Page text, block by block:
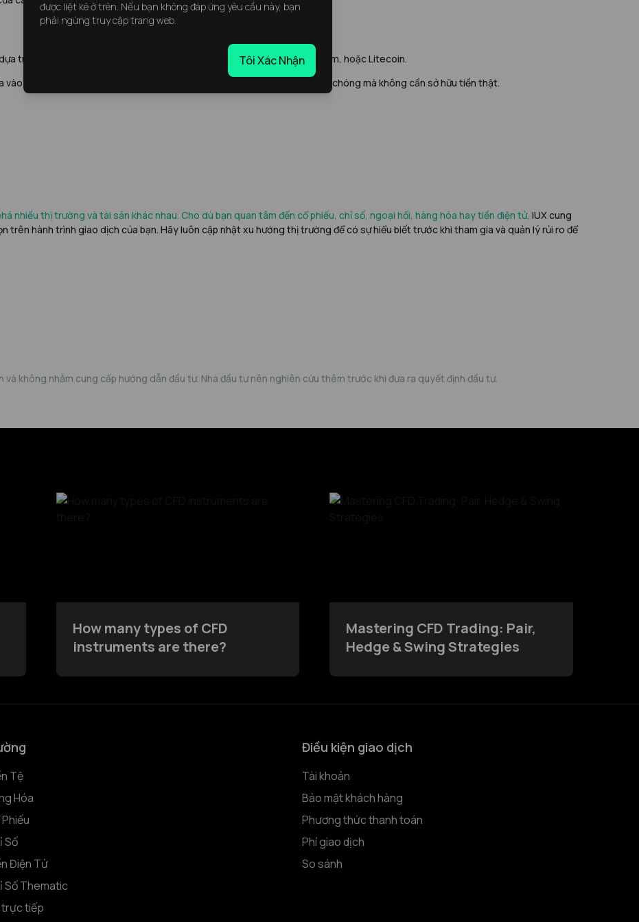
trên sự biến động giá của các loại tiền kỹ thuật số như Bitcoin, Ethereum, hoặc Litecoin.
vào thị trường tiền điện tử có tính biến động cao và đang phát triển nhanh chóng mà không cần sở hữu tiền thật.
nhiều thị trường và tài sản khác nhau. Cho dù bạn quan tâm đến cổ phiếu, chỉ số, ngoại hối, hàng hóa hay tiền điện tử, IUX cung
trên hành trình giao dịch của bạn. Hãy luôn cập nhật xu hướng thị trường để có sự hiểu biết trước khi tham gia và quản lý rủi ro để
và không nhằm cung cấp hướng dẫn đầu tư. Nhà đầu tư nên nghiên cứu thêm trước khi đưa ra quyết định đầu tư.
How many types of CFD
instruments are there?
Mastering CFD Trading: Pair,
Hedge & Swing Strategies
Tệ
Hóa
Số
Điện Tử
Số Thematic
trực tiếp
Điều kiện giao dịch
Tài khoản
Bảo mật khách hàng
Phương thức thanh toán
Phí giao dịch
So sánh
được liệt kê ở trên. Nếu bạn không đáp ứng yêu cầu này, bạn
phải ngừng truy cập trang web.
Tôi Xác Nhận